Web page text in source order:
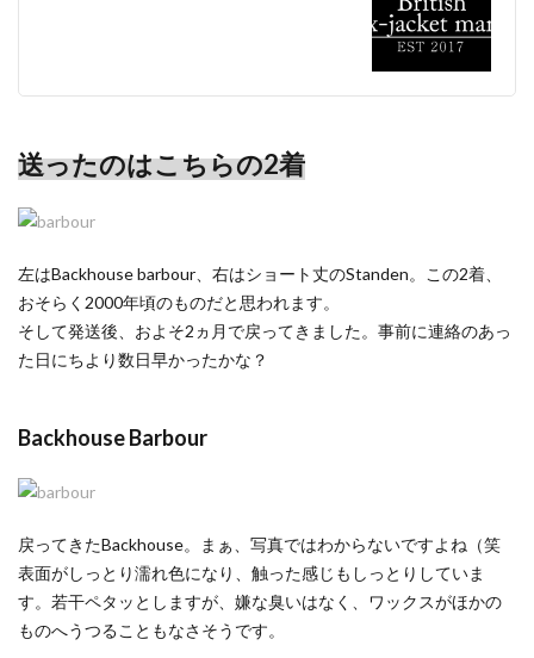
送ったのはこちらの2着
左はBackhouse barbour、右はショート丈のStanden。この2着、
おそらく2000年頃のものだと思われます。
そして発送後、およそ2ヵ月で戻ってきました。事前に連絡のあっ
た日にちより数日早かったかな？
Backhouse Barbour
戻ってきたBackhouse。まぁ、写真ではわからないですよね（笑
表面がしっとり濡れ色になり、触った感じもしっとりしていま
す。若干ペタッとしますが、嫌な臭いはなく、ワックスがほかの
ものへうつることもなさそうです。